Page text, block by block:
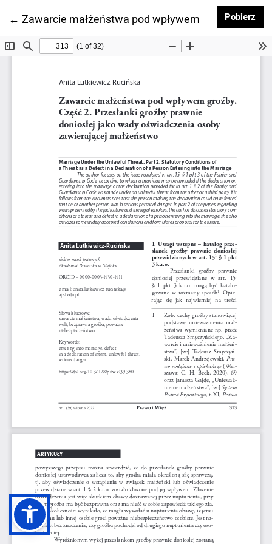
←Wróć do szczegółów artykułu
Zawarcie małżeństwa pod wpływem groźbyPobierz